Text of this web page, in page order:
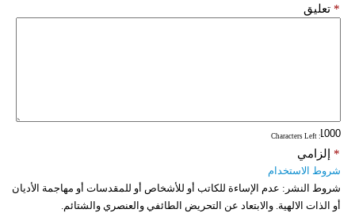
تعليق *
: Characters Left
إلزامي *
شروط الاستخدام
شروط النشر: عدم الإساءة للكاتب أو للأشخاص أو للمقدسات أو مهاجمة الأديان
أو الذات الالهية. والابتعاد عن التحريض الطائفي والعنصري والشتائم.